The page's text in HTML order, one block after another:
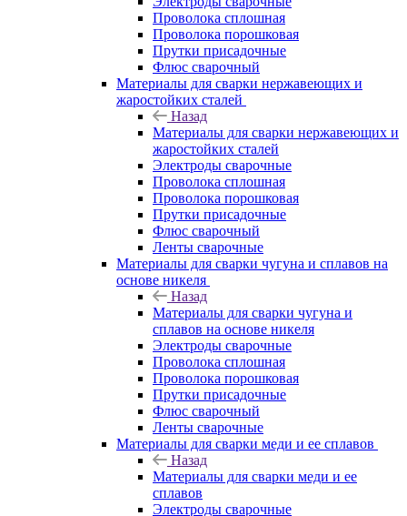
Проволока сплошная
Проволока порошковая
Прутки присадочные
Флюс сварочный
Материалы для сварки нержавеющих и
жаростойких сталей
Назад
Материалы для сварки нержавеющих и
жаростойких сталей
Электроды сварочные
Проволока сплошная
Проволока порошковая
Прутки присадочные
Флюс сварочный
Ленты сварочные
Материалы для сварки чугуна и сплавов на
основе никеля
Назад
Материалы для сварки чугуна и
сплавов на основе никеля
Электроды сварочные
Проволока сплошная
Проволока порошковая
Прутки присадочные
Флюс сварочный
Ленты сварочные
Материалы для сварки меди и ее сплавов
Назад
Материалы для сварки меди и ее
сплавов
Электроды сварочные